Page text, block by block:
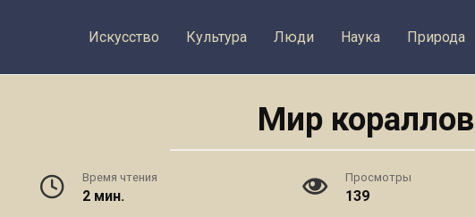
Искусство Культура Люди Наука Природа
Мир кораллов
Время чтения
2 мин.
Просмотры
139